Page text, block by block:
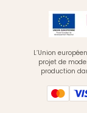
L’Union
projet de
production